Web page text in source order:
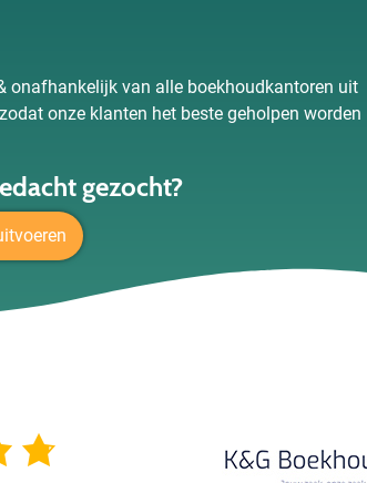
onafhankelijk van alle boekhoudkantoren uit
onze klanten het beste geholpen worden
gezocht?